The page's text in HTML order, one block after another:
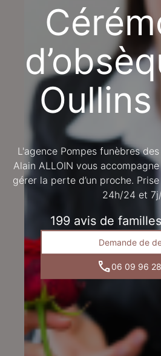
VAUGNERAY
LENTILLY
LA TOUR-DE-SALVAGNY
L'agence Pompes funèbres
Alain ALLOIN vous
gérer la perte d’un proche.
24h/24 et
199 avis de familles
Demande de
06 09 96